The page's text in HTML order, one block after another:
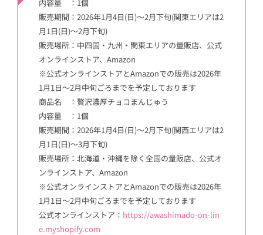
内容量 ：1個
販売期間：2026年1月4日(日)～2月下旬(関東エリアは2
月1日(日)～2月下旬)
販売場所：中四国・九州・関東エリアの量販店、公式
オンラインストア、Amazon
※公式オンラインストアとAmazonでの販売は2026年
1月1日～2月中旬ごろまでを予定しております
商品名 ：贅沢濃厚チョコまんじゅう
内容量 ：1個
販売期間：2026年1月4日(日)～2月下旬(関西エリアは2
月1日(日)～3月下旬)
販売場所：北海道・沖縄を除く全国の量販店、公式オ
ンラインストア、Amazon
※公式オンラインストアとAmazonでの販売は2026年
1月1日～2月中旬ごろまでを予定しております
公式オンラインストア： https://awashimado-on-lin
e.myshopify.com